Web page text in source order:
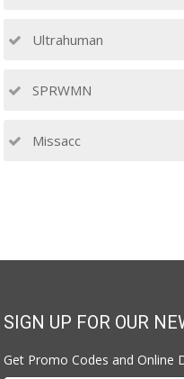
Ultrahuman
SPRWMN
Missacc
SIGN UP FOR OUR
Get Promo Codes and Online